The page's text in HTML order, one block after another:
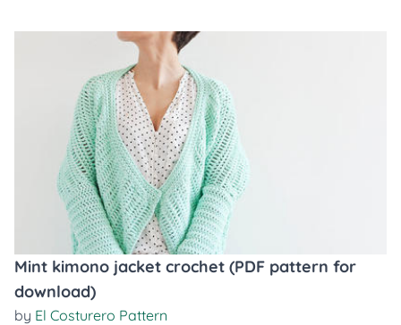
Mint kimono jacket crochet (PDF pattern for
download)
by El Costurero Pattern